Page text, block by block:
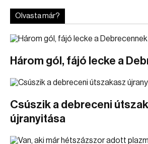
Olvasta már?
Három gól, fájó lecke a
Csúszik a debreceni
újranyitása